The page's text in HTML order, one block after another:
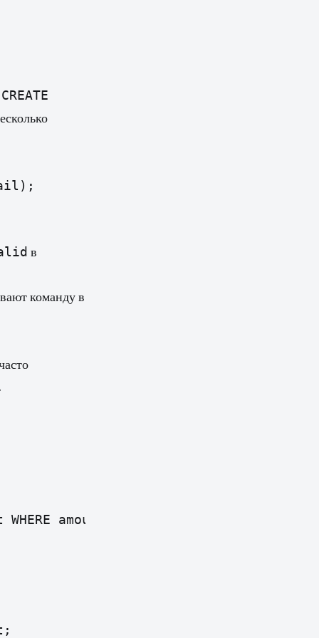
CREATE
в
команду в
amount_minor IS NULL AND id >=